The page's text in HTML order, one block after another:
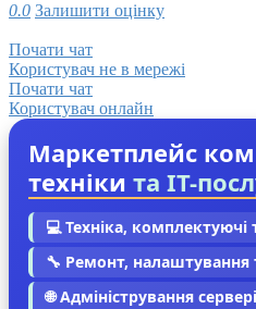
0.0 Залишити оцінку
Почати чат
Користувач не в мережі
Почати чат
Користувач онлайн
Маркетплейс
техніки та IT-
💻 Техніка, комплектуючі
🔧 Ремонт, налаштування
🌐 Адміністрування